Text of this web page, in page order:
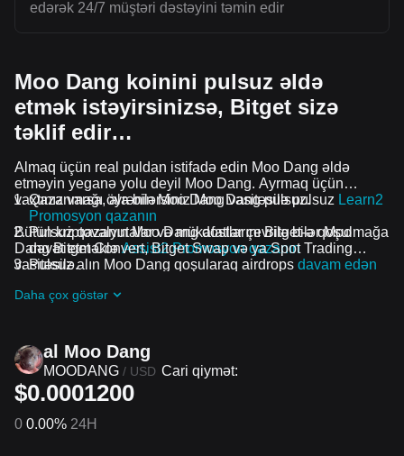
edərək 24/7 müştəri dəstəyini təmin edir
Moo Dang koinini pulsuz əldə
etmək istəyirsinizsə, Bitget sizə
təklif edir…
Almaq üçün real puldan istifadə edin Moo Dang əldə
etməyin yeganə yolu deyil Moo Dang. Ayrmaq üçün
vaxtınız varsa, ala bilərsiniz Moo Dang pulsuz.
Qazanmağı öyrənin Moo Dang vasitəsilə pulsuz Learn2
Promosyon qazanın
Pulsuz qazanın Moo Dang dostlarını Bitget-ə qoşulmağa
dəvət etməkləAssist2 Promosyon qazanın
Pulsuz alın Moo Dang qoşularaq airdrops davam edən
Bütün kriptovalyutalar və mükafatlar çevrilə bilər Moo
Dang Bitget Convert, Bitget Swap və ya Spot Trading
vasitəsilə.
Daha çox göstər
al Moo Dang
MOODANG / USD Cari qiymət:
$0.0001200
0 0.00% 24H